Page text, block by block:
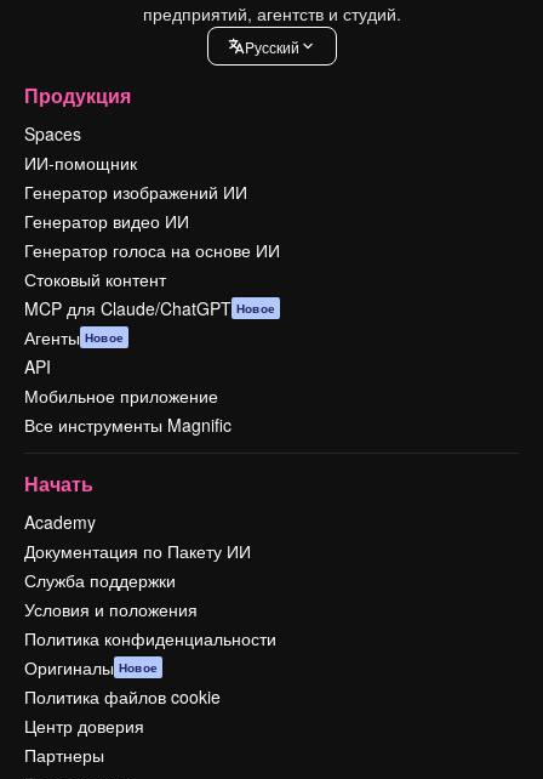
предприятий, агентств и студий.
Pусский
Продукция
Spaces
ИИ-помощник
Генератор изображений ИИ
Генератор видео ИИ
Генератор голоса на основе ИИ
Стоковый контент
MCP для Claude/ChatGPT Новое
Агенты Новое
API
Мобильное приложение
Все инструменты Magnific
Начать
Academy
Документация по Пакету ИИ
Служба поддержки
Условия и положения
Политика конфиденциальности
Оригиналы Новое
Политика файлов cookie
Центр доверия
Партнеры